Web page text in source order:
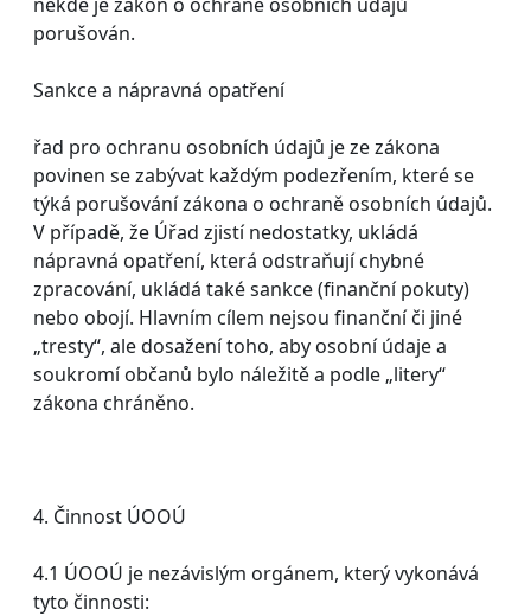
porušován.
Sankce a nápravná opatření
řad pro ochranu osobních údajů je ze zákona
povinen se zabývat každým podezřením, které se
týká porušování zákona o ochraně osobních údajů.
V případě, že Úřad zjistí nedostatky, ukládá
nápravná opatření, která odstraňují chybné
zpracování, ukládá také sankce (finanční pokuty)
nebo obojí. Hlavním cílem nejsou finanční či jiné
„tresty“, ale dosažení toho, aby osobní údaje a
soukromí občanů bylo náležitě a podle „litery“
zákona chráněno.
4. Činnost ÚOOÚ
4.1 ÚOOÚ je nezávislým orgánem, který vykonává
tyto činnosti: